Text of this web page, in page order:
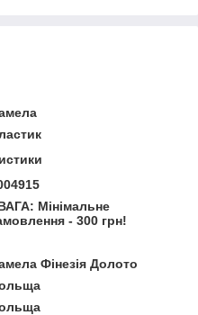
Мінімальне
- 300 грн!
Фінезія Долото